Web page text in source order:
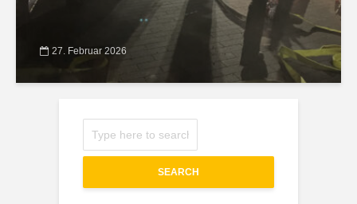
27. Februar 2026
SEARCH